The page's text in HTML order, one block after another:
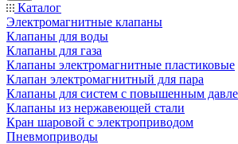
Каталог
Электромагнитные клапаны
Клапаны для воды
Клапаны для газа
Клапаны электромагнитные пластиковые
Клапан электромагнитный для пара
Клапаны для систем с повышенным
Клапаны из нержавеющей стали
Кран шаровой с электроприводом
Пневмоприводы